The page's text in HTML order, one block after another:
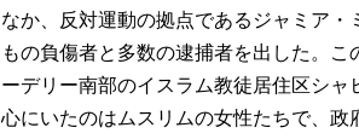
なか、反対運動の拠点であるジャミア
もの負傷者と多数の逮捕者を出した。
ーデリー南部のイスラム教徒居住区シ
心にいたのはムスリムの女性たちで、政